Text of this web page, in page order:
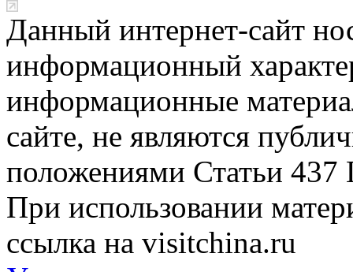
Данный интернет-сайт
информационный
информационные
сайте, не являются
положениями Статьи 437
При использовании
ссылка на visitchina.ru